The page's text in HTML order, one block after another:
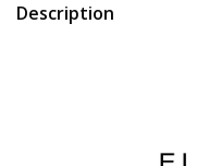
Description